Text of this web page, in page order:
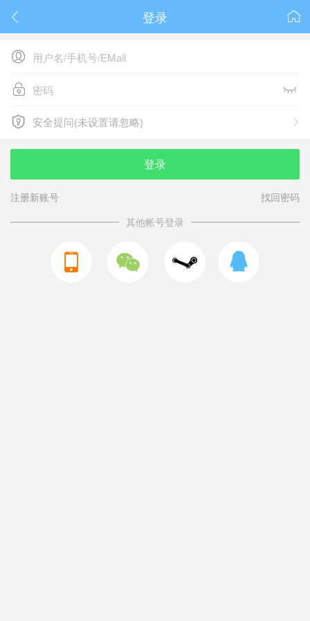
 
登录

 
 
安全提问(未设置请忽略)
安全提问(未设置请忽略)
登录
注册新账号
找回密码
其他帐号登录
  